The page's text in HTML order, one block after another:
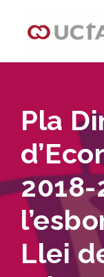
Pla
2018-
Llei